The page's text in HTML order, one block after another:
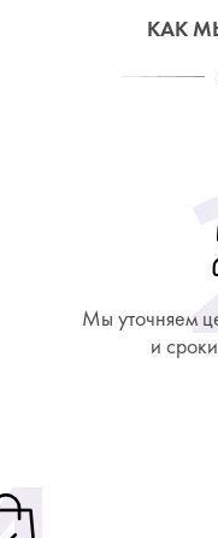
КАК
Мы уточняем
и